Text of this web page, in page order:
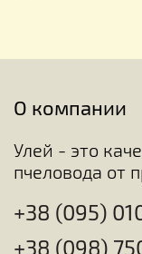
О компании
Улей - это
пчеловода от
+38 (095)
+38 (098)